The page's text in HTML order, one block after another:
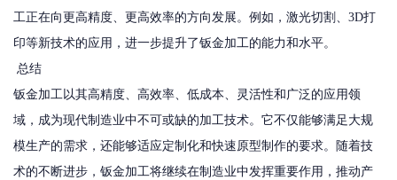
工正在向更高精度、更高效率的方向发展。例如，激光切割、3D打
印等新技术的应用，进一步提升了钣金加工的能力和水平。
总结
钣金加工以其高精度、高效率、低成本、灵活性和广泛的应用领
域，成为现代制造业中不可或缺的加工技术。它不仅能够满足大规
模生产的需求，还能够适应定制化和快速原型制作的要求。随着技
术的不断进步，钣金加工将继续在制造业中发挥重要作用，推动产